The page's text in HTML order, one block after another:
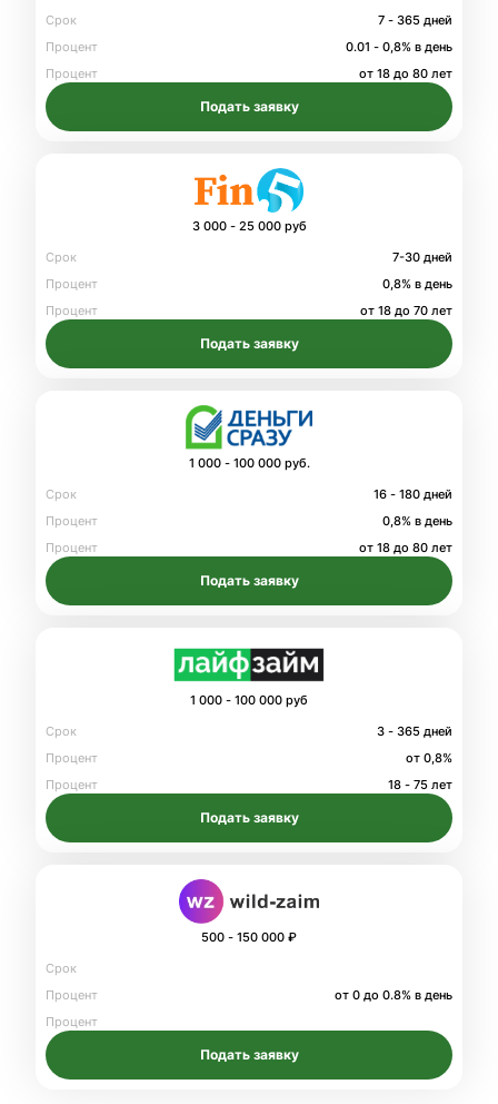
Срок
7 - 365 дней
Процент
0.01 - 0,8% в день
Процент
от 18 до 80 лет
Подать заявку
3 000 - 25 000 руб
Срок
7-30 дней
Процент
0,8% в день
Процент
от 18 до 70 лет
Подать заявку
1 000 - 100 000 руб.
Срок
16 - 180 дней
Процент
0,8% в день
Процент
от 18 до 80 лет
Подать заявку
1 000 - 100 000 руб
Срок
3 - 365 дней
Процент
от 0,8%
Процент
18 - 75 лет
Подать заявку
500 - 150 000 ₽
Срок
Процент
от 0 до 0.8% в день
Процент
Подать заявку